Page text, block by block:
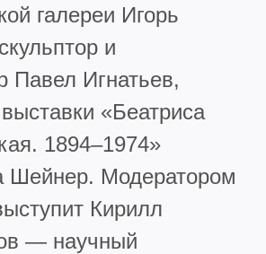
галереи Игорь
и
Павел Игнатьев,
«Беатриса
1894–1974»
Шейнер. Модератором
Кирилл
— научный